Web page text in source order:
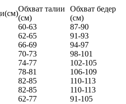
Обхват талии
(см)
Обхват бедер
(см)
60-63
87-90
62-65
91-93
66-69
94-97
70-73
98-101
74-77
102-105
78-81
106-109
82-85
110-113
82-85
110-113
62-77 91-105